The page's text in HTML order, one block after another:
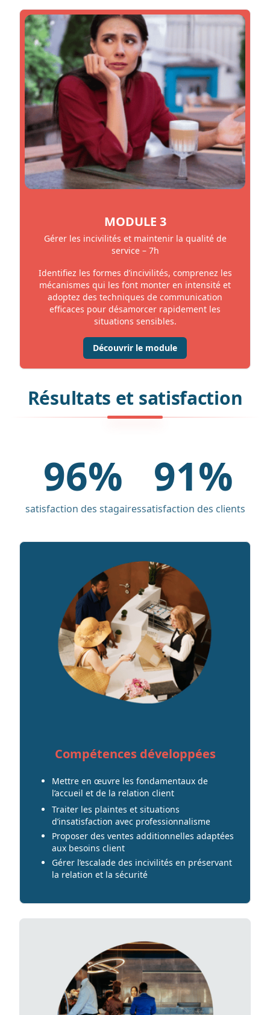
MODULE 3
Gérer les incivilités et maintenir la qualité de
service – 7h
Identifiez les formes d’incivilités, comprenez les
mécanismes qui les font monter en intensité et
adoptez des techniques de communication
efficaces pour désamorcer rapidement les
situations sensibles.
Découvrir le module
Résultats et satisfaction
96%
satisfaction des stagaires
91%
satisfaction des clients
Compétences développées
Mettre en œuvre les fondamentaux de
l’accueil et de la relation client
Traiter les plaintes et situations
d’insatisfaction avec professionnalisme
Proposer des ventes additionnelles adaptées
aux besoins client
Gérer l’escalade des incivilités en préservant
la relation et la sécurité